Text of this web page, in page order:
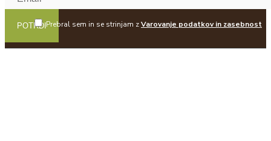
POTRDIPrebral sem in se strinjam zVarovanje podatkov in zasebnost